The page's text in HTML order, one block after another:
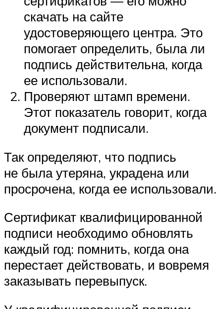
скачать на сайте
удостоверяющего центра. Это
помогает определить, была ли
подпись действительна, когда
ее использовали.
Проверяют штамп времени.
Этот показатель говорит, когда
документ подписали.
Так определяют, что подпись
не была утеряна, украдена или
просрочена, когда ее использовали.
Сертификат квалифицированной
подписи необходимо обновлять
каждый год: помнить, когда она
перестает действовать, и вовремя
заказывать перевыпуск.